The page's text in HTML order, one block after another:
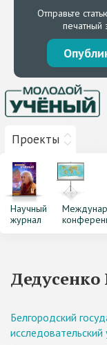
Отправьте
печатный
Проекты
Научный
журнал
Белгородский
исследовательский